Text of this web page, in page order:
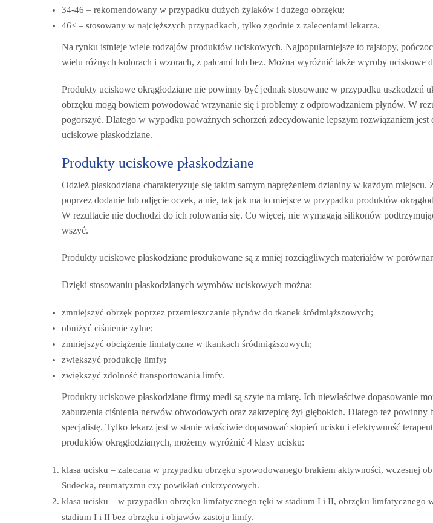
34-46 – rekomendowany w przypadku dużych żylaków i dużego obrzęku;
46< – stosowany w najcięższych przypadkach, tylko zgodnie z zaleceniami lekarza.
Na rynku istnieje wiele rodzajów produktów uciskowych. Najpopularniejsze to rajstopy,
wielu różnych kolorach i wzorach, z palcami lub bez. Można wyróżnić także wyroby uciskowe
Produkty uciskowe okrągłodziane nie powinny być jednak stosowane w przypadku uszkodzeń
obrzęku mogą bowiem powodować wrzynanie się i problemy z odprowadzaniem płynów. W
pogorszyć. Dlatego w wypadku poważnych schorzeń zdecydowanie lepszym rozwiązaniem
uciskowe płaskodziane.
Produkty uciskowe płaskodziane
Odzież płaskodziana charakteryzuje się takim samym naprężeniem dzianiny w każdym
poprzez dodanie lub odjęcie oczek, a nie, tak jak ma to miejsce w przypadku produktów
W rezultacie nie dochodzi do ich rolowania się. Co więcej, nie wymagają silikonów
wszyć.
Produkty uciskowe płaskodziane produkowane są z mniej rozciągliwych materiałów w
Dzięki stosowaniu płaskodzianych wyrobów uciskowych można:
zmniejszyć obrzęk poprzez przemieszczanie płynów do tkanek śródmiąższowych;
obniżyć ciśnienie żylne;
zmniejszyć obciążenie limfatyczne w tkankach śródmiąższowych;
zwiększyć produkcję limfy;
zwiększyć zdolność transportowania limfy.
Produkty uciskowe płaskodziane firmy medi są szyte na miarę. Ich niewłaściwe dopasowanie
zaburzenia ciśnienia nerwów obwodowych oraz zakrzepicę żył głębokich. Dlatego też powinny
specjalistę. Tylko lekarz jest w stanie właściwie dopasować stopień ucisku i efektywność
produktów okrągłodzianych, możemy wyróżnić 4 klasy ucisku:
klasa ucisku – zalecana w przypadku obrzęku spowodowanego brakiem aktywności, wczesnej
Sudecka, reumatyzmu czy powikłań cukrzycowych.
klasa ucisku – w przypadku obrzęku limfatycznego ręki w stadium I i II, obrzęku limfatycznego
stadium I i II bez obrzęku i objawów zastoju limfy.